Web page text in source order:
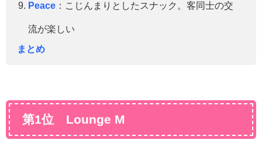
Peace ：こじんまりとしたスナック。客同士の交
流が楽しい
まとめ
第1位 Lounge M